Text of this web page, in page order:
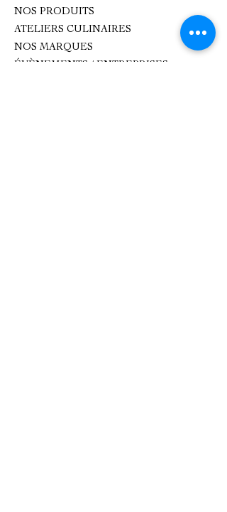
NOS PRODUITS
ATELIERS CULINAIRES
NOS MARQUES
ÉVÈNEMENTS / ENTREPRISES